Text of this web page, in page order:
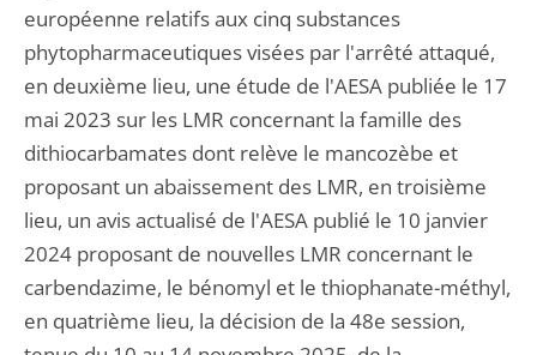
européenne relatifs aux cinq substances
phytopharmaceutiques visées par l'arrêté attaqué,
en deuxième lieu, une étude de l'AESA publiée le 17
mai 2023 sur les LMR concernant la famille des
dithiocarbamates dont relève le mancozèbe et
proposant un abaissement des LMR, en troisième
lieu, un avis actualisé de l'AESA publié le 10 janvier
2024 proposant de nouvelles LMR concernant le
carbendazime, le bénomyl et le thiophanate-méthyl,
en quatrième lieu, la décision de la 48e session,